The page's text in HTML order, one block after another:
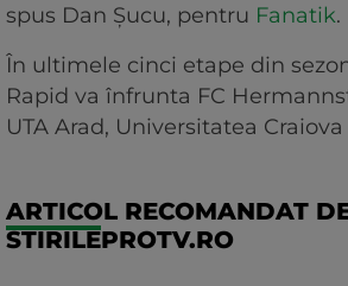
spus Dan Șucu, pentru Fanatik.
În ultimele cinci etape din
Rapid va înfrunta FC
UTA Arad, Universitatea Craiova
ARTICOL RECOMANDAT
STIRILEPROTV.RO